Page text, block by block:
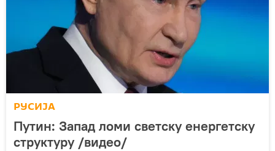
РУСИЈА
Путин: Запад ломи светску енергетску
структуру /видео/